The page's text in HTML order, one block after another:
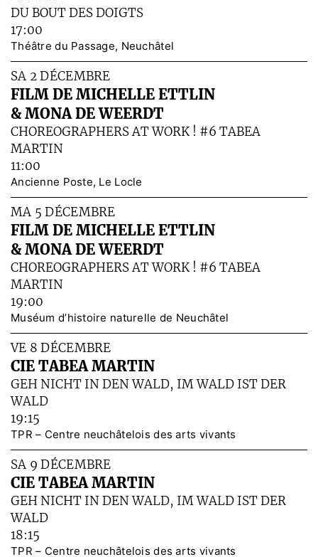
DU BOUT DES DOIGTS
17:00
Théâtre du Passage, Neuchâtel
SA 2 DÉCEMBRE
FILM DE MICHELLE ETTLIN
& MONA DE WEERDT
CHOREOGRAPHERS AT WORK ! #6 TABEA
MARTIN
11:00
Ancienne Poste, Le Locle
MA 5 DÉCEMBRE
FILM DE MICHELLE ETTLIN
& MONA DE WEERDT
CHOREOGRAPHERS AT WORK ! #6 TABEA
MARTIN
19:00
Muséum d’histoire naturelle de Neuchâtel
VE 8 DÉCEMBRE
CIE TABEA MARTIN
GEH NICHT IN DEN WALD, IM WALD IST DER
WALD
19:15
TPR – Centre neuchâtelois des arts vivants
SA 9 DÉCEMBRE
CIE TABEA MARTIN
GEH NICHT IN DEN WALD, IM WALD IST DER
WALD
18:15
TPR – Centre neuchâtelois des arts vivants